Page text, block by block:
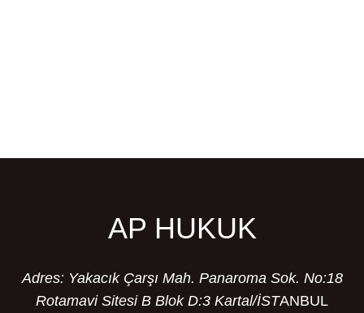
AP HUKUK
Adres: Yakacık Çarşı Mah. Panaroma Sok. No:18
Rotamavi Sitesi B Blok D:3 Kartal/İSTANBUL